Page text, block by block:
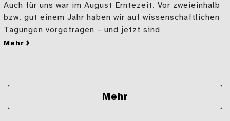
Auch für uns war im August Erntezeit. Vor zweieinhalb
bzw. gut einem Jahr haben wir auf wissenschaftlichen
Tagungen vorgetragen – und jetzt sind
mehr
Mehr